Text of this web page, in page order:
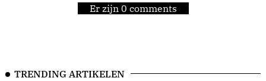
Er zijn 0 comments
TRENDING ARTIKELEN